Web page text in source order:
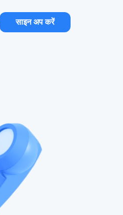
साइन अप करें